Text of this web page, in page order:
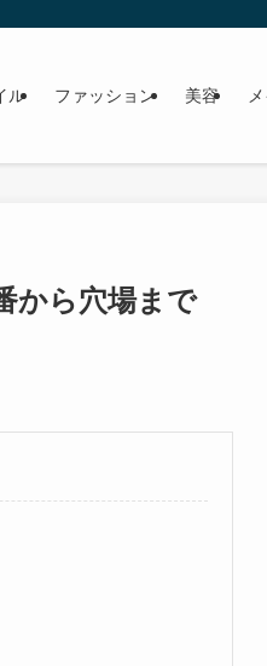
ル ファッション 美容
から穴場まで